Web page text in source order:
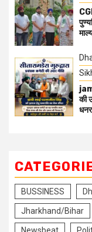
की
BUSSINESS
Jharkhand/Bihar